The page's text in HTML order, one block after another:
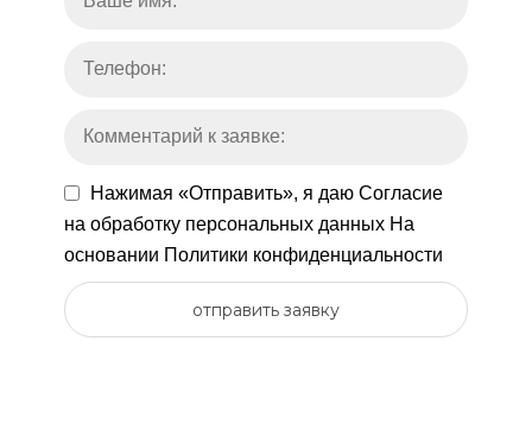
Нажимая «Отправить», я даюСогласие
на обработку персональных данных На
основании Политики конфиденциальности
отправить заявку